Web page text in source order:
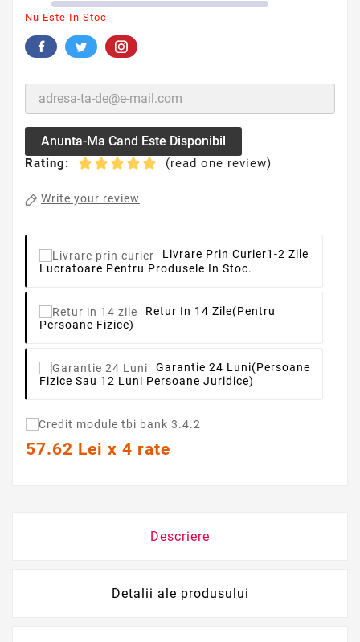
Nu Este In Stoc
Anunta-Ma Cand Este Disponibil
Rating: (read one review)
Write your review
Livrare Prin Curier1-2 Zile
Lucratoare Pentru Produsele In Stoc.
Retur In 14 Zile(pentru
Persoane Fizice)
Garantie 24 Luni(persoane
Fizice Sau 12 Luni Persoane Juridice)
57.62 Lei x 4 rate
Descriere
Detalii ale produsului